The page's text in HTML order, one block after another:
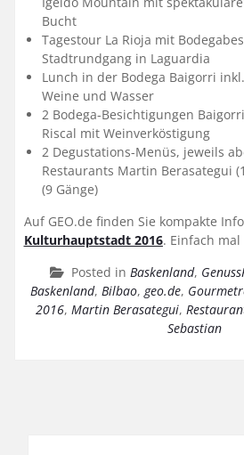
Bucht
Tagestour La Rioja mit
Stadtrundgang in Laguardia
Lunch in der Bodega Baigorri
Weine und Wasser
2 Bodega-Besichtigungen
Riscal mit Weinverköstigung
2 Degustations-Menüs, jeweils
Restaurants Martin Berasategui
(9 Gänge)
Auf GEO.de finden Sie kompakte
Kulturhauptstadt 2016. Einfach
Posted in Baskenland,
Baskenland, Bilbao, geo.de,
2016,Martin Berasategui,
Sebastian